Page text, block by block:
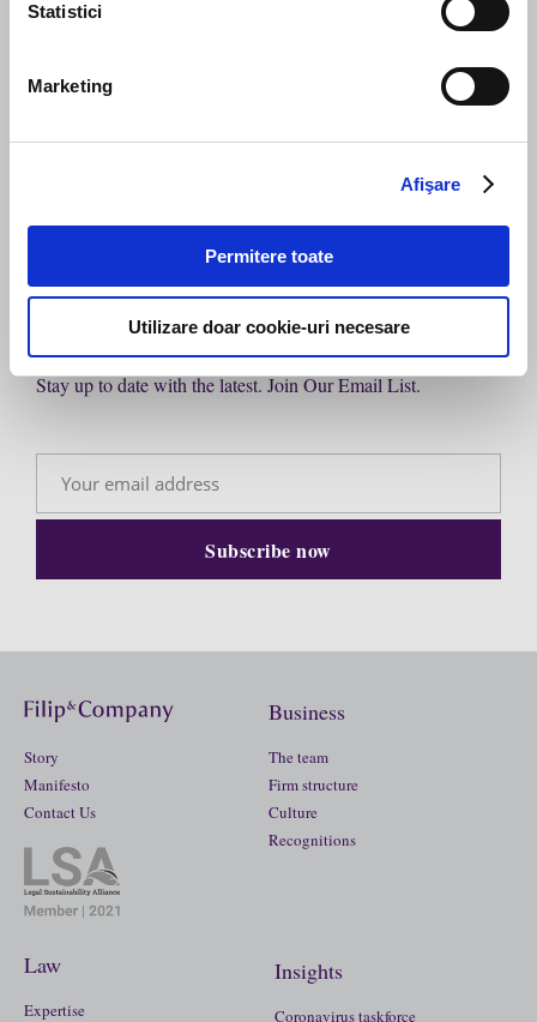
Statistici
Marketing
Afişare
Permitere toate
Utilizare doar cookie-uri necesare
Send message
Subscribe to our newsletter
Stay up to date with the latest. Join Our Email List.
Story
Manifesto
Contact Us
Business
The team
Firm structure
Culture
Recognitions
Law
Expertise
Insights
Coronavirus taskforce